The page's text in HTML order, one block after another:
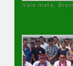
Vale mata, Brasil